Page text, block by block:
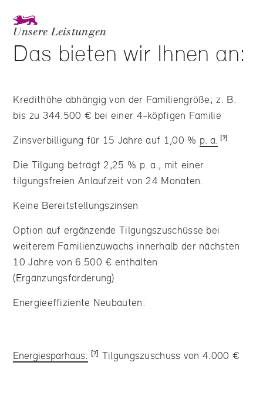
Unsere Leistungen
Das bieten wir Ihnen an:
Kredithöhe abhängig von der Familiengröße; z. B.
bis zu 344.500 € bei einer 4-köpfigen Familie
Zinsverbilligung für 15 Jahre auf 1,00 % p. a.
Die Tilgung beträgt 2,25 % p. a., mit einer
tilgungsfreien Anlaufzeit von 24 Monaten.
Keine Bereitstellungszinsen
Option auf ergänzende Tilgungszuschüsse bei
weiterem Familienzuwachs innerhalb der nächsten
10 Jahre von 6.500 € enthalten
(Ergänzungsförderung)
Energieeffiziente Neubauten:
Energiesparhaus: Tilgungszuschuss von 4.000 €